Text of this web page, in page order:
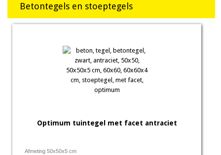
Betontegels en stoeptegels
Optimum tuintegel met facet antraciet
Afmeting 50x50x5 cm